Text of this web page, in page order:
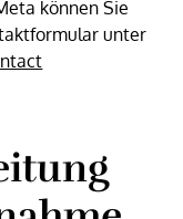
können Sie
unter